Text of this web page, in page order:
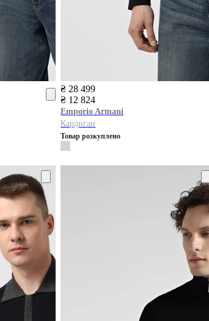
₴ 28 499
₴ 12 824
Emporio Armani
Кардиган
Товар розкуплено